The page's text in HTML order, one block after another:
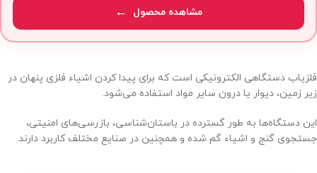
مشاهده محصول
فلزیاب دستگاهی الکترونیکی است که برای پیدا کردن اشیاء فلزی پنهان در
زیر زمین، دیوار یا درون سایر مواد استفاده می‌شود.
این دستگاه‌ها به طور گسترده در باستان‌شناسی، بازرسی‌های امنیتی،
جستجوی گنج و اشیاء گم شده و همچنین در صنایع مختلف کاربرد دارند.